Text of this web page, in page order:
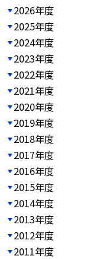
2026年度
2025年度
2024年度
2023年度
2022年度
2021年度
2020年度
2019年度
2018年度
2017年度
2016年度
2015年度
2014年度
2013年度
2012年度
2011年度